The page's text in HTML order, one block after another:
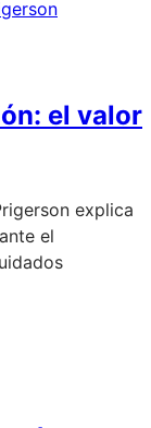
el valor
explica
el